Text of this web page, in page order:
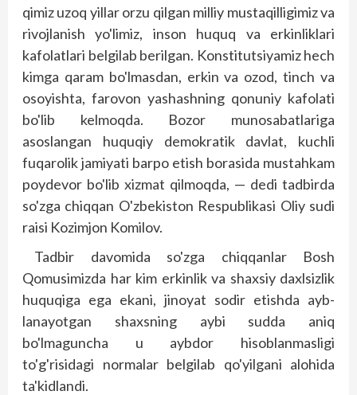
qimiz uzoq yillar orzu qilgan milliy mustaqilligimiz va
rivojlanish yo'limiz, inson huquq va erkinliklari
kafolatlari belgilab berilgan. Konstitutsiyamiz hech
kimga qaram bo'lmasdan, erkin va ozod, tinch va
osoyishta, farovon yashashning qonuniy kafolati
bo'lib kelmoqda. Bozor munosabatlariga
asoslangan huquqiy demokratik davlat, kuchli
fuqarolik jamiyati barpo etish borasida mustahkam
poydevor bo'lib xizmat qilmoqda, — dedi tadbirda
so'zga chiqqan O'zbekiston Respublikasi Oliy sudi
raisi Kozimjon Komilov.
Tadbir davomida so'zga chiqqanlar Bosh
Qomusimizda har kim erkinlik va shaxsiy daxlsizlik
huquqiga ega ekani, jinoyat sodir etishda ayb­
lanayotgan shaxsning aybi sudda aniq
bo'lmaguncha u aybdor hisoblanmasligi
to'g'risidagi normalar belgilab qo'yilgani alohida
ta'kidlandi.